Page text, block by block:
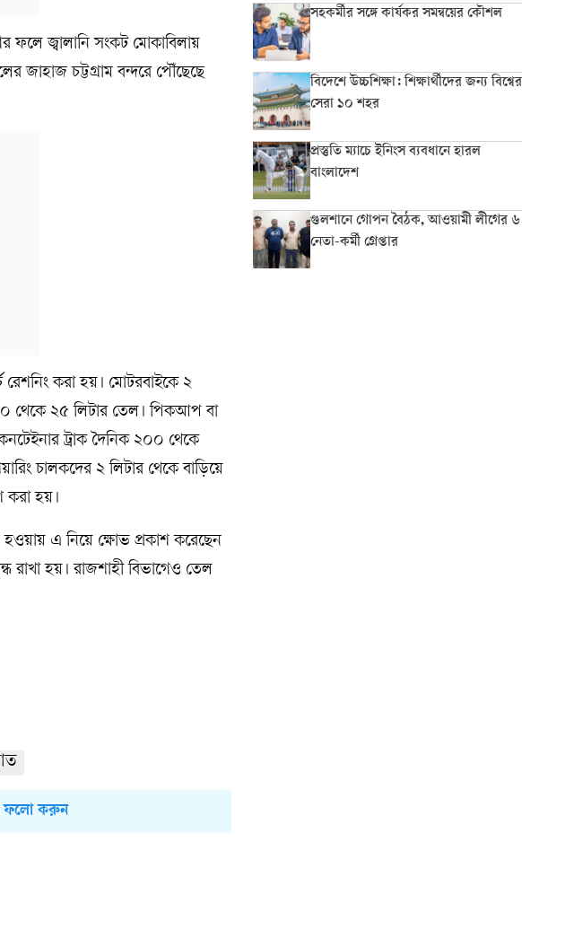
ফলে জ্বালানি সংকট মোকাবিলায়
জাহাজ চট্টগ্রাম বন্দরে পৌঁছেছে
করা হয়। মোটরবাইকে ২
থেকে ২৫ লিটার তেল। পিকআপ বা
ট্রাক দৈনিক ২০০ থেকে
চালকদের ২ লিটার থেকে বাড়িয়ে
করা হয়।
হওয়ায় এ নিয়ে ক্ষোভ প্রকাশ করেছেন
রাখা হয়। রাজশাহী বিভাগেও তেল
ফলো করুন
সহকর্মীর সঙ্গে কার্যকর সমন্বয়ের কৌশল
বিদেশে উচ্চশিক্ষা: শিক্ষার্থীদের জন্য বিশ্বের
সেরা ১০ শহর
প্রস্তুতি ম্যাচে ইনিংস ব্যবধানে হারল
বাংলাদেশ
গুলশানে গোপন বৈঠক, আওয়ামী লীগের ৬
নেতা-কর্মী গ্রেপ্তার